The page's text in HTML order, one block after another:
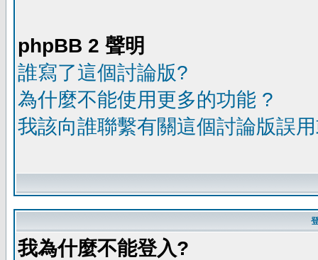
phpBB 2 聲明
誰寫了這個討論版?
為什麼不能使用更多的功能 ?
我該向誰聯繫有關這個討論版誤
我為什麼不能登入?